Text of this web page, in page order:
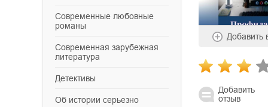
современные любовные
романы
современная зарубежная
литература
детективы
об истории серьезно
Добавить
Добавить
отзыв